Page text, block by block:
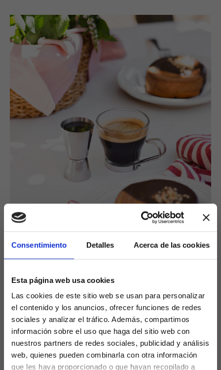
Consentimiento Detalles Acerca de las cookies
Esta página web usa cookies
Las cookies de este sitio web se usan para personalizar
el contenido y los anuncios, ofrecer funciones de redes
sociales y analizar el tráfico. Además, compartimos
información sobre el uso que haga del sitio web con
nuestros partners de redes sociales, publicidad y análisis
web, quienes pueden combinarla con otra información
que les haya proporcionado o que hayan recopilado a
El Divorciado
Café Espresso y Ponche Caballero
BIENVENIDO
Debes tener 18 años para
entrar en esta web.